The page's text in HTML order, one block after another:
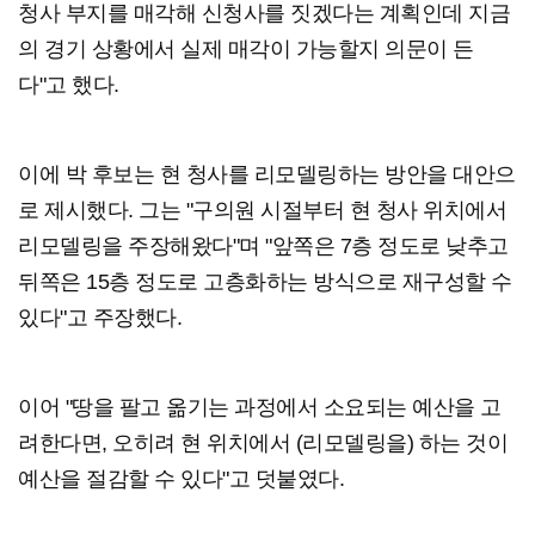
청사 부지를 매각해 신청사를 짓겠다는 계획인데 지금
의 경기 상황에서 실제 매각이 가능할지 의문이 든
다"고 했다.
이에 박 후보는 현 청사를 리모델링하는 방안을 대안으
로 제시했다. 그는 "구의원 시절부터 현 청사 위치에서
리모델링을 주장해왔다"며 "앞쪽은 7층 정도로 낮추고
뒤쪽은 15층 정도로 고층화하는 방식으로 재구성할 수
있다"고 주장했다.
이어 "땅을 팔고 옮기는 과정에서 소요되는 예산을 고
려한다면, 오히려 현 위치에서 (리모델링을) 하는 것이
예산을 절감할 수 있다"고 덧붙였다.